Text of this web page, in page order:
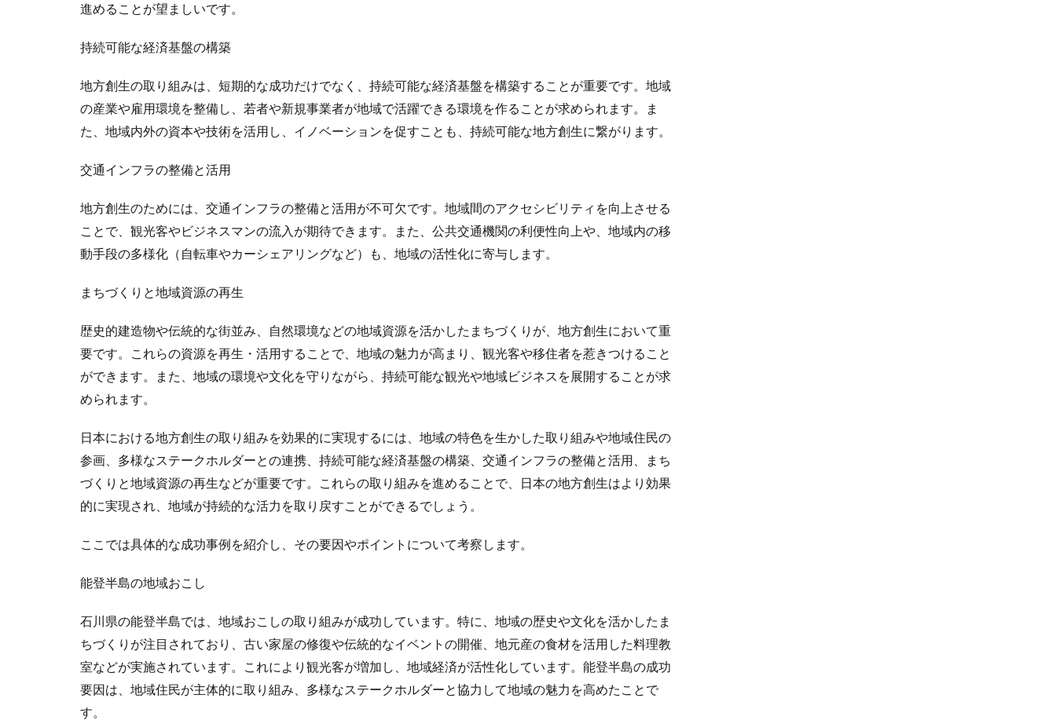
進めることが望ましいです。
持続可能な経済基盤の構築
地方創生の取り組みは、短期的な成功だけでなく、持続可能な経済基盤を構築することが重要です。地域
の産業や雇用環境を整備し、若者や新規事業者が地域で活躍できる環境を作ることが求められます。ま
た、地域内外の資本や技術を活用し、イノベーションを促すことも、持続可能な地方創生に繋がります。
交通インフラの整備と活用
地方創生のためには、交通インフラの整備と活用が不可欠です。地域間のアクセシビリティを向上させる
ことで、観光客やビジネスマンの流入が期待できます。また、公共交通機関の利便性向上や、地域内の移
動手段の多様化（自転車やカーシェアリングなど）も、地域の活性化に寄与します。
まちづくりと地域資源の再生
歴史的建造物や伝統的な街並み、自然環境などの地域資源を活かしたまちづくりが、地方創生において重
要です。これらの資源を再生・活用することで、地域の魅力が高まり、観光客や移住者を惹きつけること
ができます。また、地域の環境や文化を守りながら、持続可能な観光や地域ビジネスを展開することが求
められます。
日本における地方創生の取り組みを効果的に実現するには、地域の特色を生かした取り組みや地域住民の
参画、多様なステークホルダーとの連携、持続可能な経済基盤の構築、交通インフラの整備と活用、まち
づくりと地域資源の再生などが重要です。これらの取り組みを進めることで、日本の地方創生はより効果
的に実現され、地域が持続的な活力を取り戻すことができるでしょう。
ここでは具体的な成功事例を紹介し、その要因やポイントについて考察します。
能登半島の地域おこし
石川県の能登半島では、地域おこしの取り組みが成功しています。特に、地域の歴史や文化を活かしたま
ちづくりが注目されており、古い家屋の修復や伝統的なイベントの開催、地元産の食材を活用した料理教
室などが実施されています。これにより観光客が増加し、地域経済が活性化しています。能登半島の成功
要因は、地域住民が主体的に取り組み、多様なステークホルダーと協力して地域の魅力を高めたことで
す。